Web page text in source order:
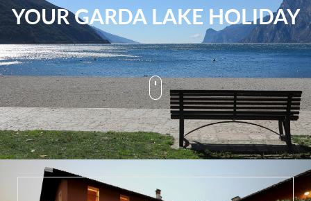
YOURGARDA LAKE HOLIDAY